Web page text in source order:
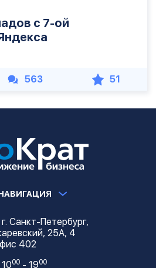
с 7-ой
563 51
Санкт-Петербург,
25А, 4
402
00 - 1900